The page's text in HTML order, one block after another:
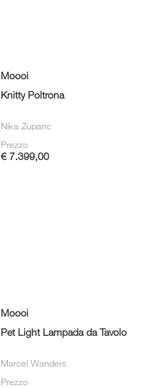
Moooi
Knitty Poltrona
Nika Zupanc
Prezzo
€ 7.399,00
Moooi
Pet Light Lampada da Tavolo
Marcel Wanders
Prezzo